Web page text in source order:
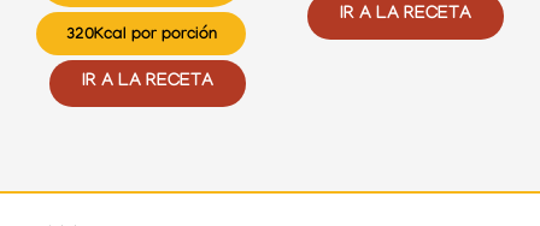
320Kcal por porción
IR A LA RECETA
IR A LA RECETA